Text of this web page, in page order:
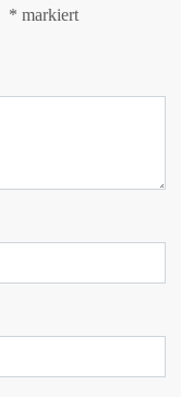
* markiert